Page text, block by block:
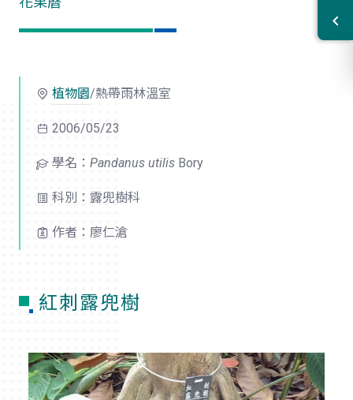
植物園/熱帶雨林溫室
2006/05/23
學名： Pandanus utilis Bory
科別：露兜樹科
作者：廖仁滄
紅刺露兜樹